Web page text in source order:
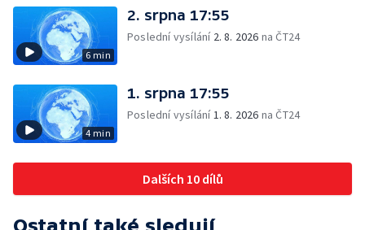
6 min
2. srpna 17:55
Poslední vysílání 2. 8. 2026 na ČT24
4 min
1. srpna 17:55
Poslední vysílání1. 8. 2026 na ČT24
Dalších 10 dílů
Ostatní také sledují